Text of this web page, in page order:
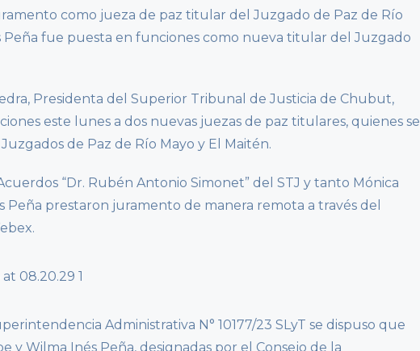
como jueza de paz titular del Juzgado de Paz de Río
Peña fue puesta en funciones como nueva titular del Juzgado
Presidenta del Superior Tribunal de Justicia de Chubut,
este lunes a dos nuevas juezas de paz titulares, quienes se
de Paz de Río Mayo y El Maitén.
“Dr. Rubén Antonio Simonet” del STJ y tanto Mónica
Peña prestaron juramento de manera remota a través del
Administrativa N° 10177/23 SLyT se dispuso que
y Wilma Inés Peña, designadas por el Consejo de la